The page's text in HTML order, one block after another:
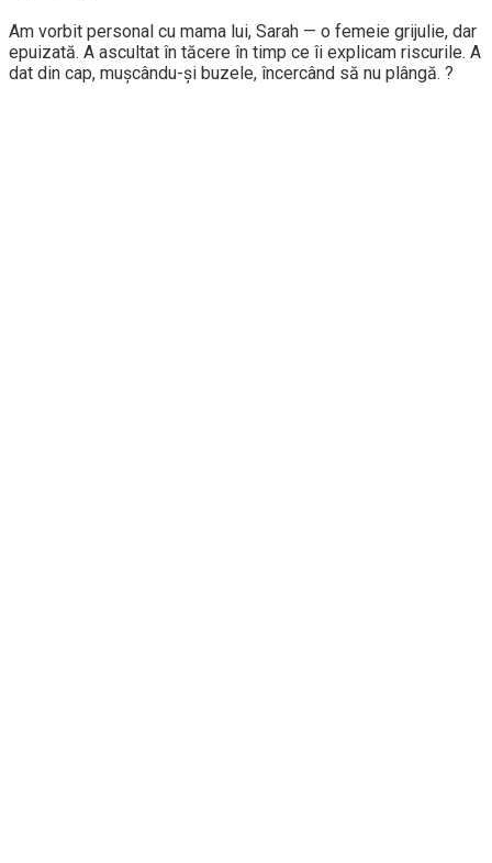
Am vorbit personal cu mama lui, Sarah — o femeie grijulie, dar
epuizată. A ascultat în tăcere în timp ce îi explicam riscurile. A
dat din cap, mușcându-și buzele, încercând să nu plângă. ?